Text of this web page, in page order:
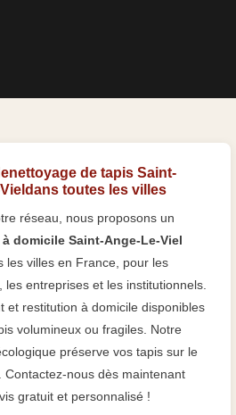
de tapis Saint-
toutes les villes
réseau, nous proposons un
domicile Saint-Ange-Le-Viel
les villes en France, pour les
les entreprises et les institutionnels.
et restitution à domicile disponibles
volumineux ou fragiles. Notre
préserve vos tapis sur le
Contactez-nous dès maintenant
gratuit et personnalisé !